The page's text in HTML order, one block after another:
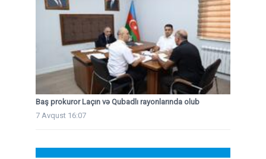
Baş prokuror Laçın və Qubadlı rayonlarında olub
7 Avqust 16:07